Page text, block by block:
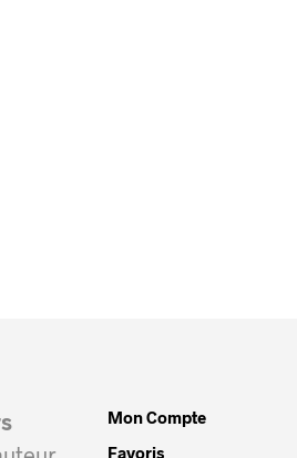
Mon Compte
Favoris